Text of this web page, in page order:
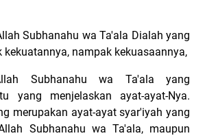
Subhanahu wa Ta'ala Dialah yang
kekuatannya, nampak kekuasaannya,
Subhanahu wa Ta'ala yang
yang menjelaskan ayat-ayat-Nya.
merupakan ayat-ayat syar'iyah yang
Subhanahu wa Ta'ala, maupun